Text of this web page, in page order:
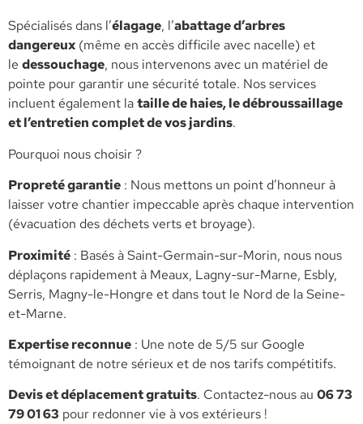
​Spécialisés dans l’élagage, l’abattage d’arbres
dangereux (même en accès difficile avec nacelle) et
le dessouchage, nous intervenons avec un matériel de
pointe pour garantir une sécurité totale. Nos services
incluent également lataille de haies, le débroussaillage
et l’entretien complet de vos jardins.
​Pourquoi nous choisir ?
​Propreté garantie : Nous mettons un point d’honneur à
laisser votre chantier impeccable après chaque intervention
(évacuation des déchets verts et broyage).
​Proximité : Basés à Saint-Germain-sur-Morin, nous nous
déplaçons rapidement à Meaux, Lagny-sur-Marne, Esbly,
Serris, Magny-le-Hongre et dans tout le Nord de la Seine-
et-Marne.
​Expertise reconnue : Une note de 5/5 sur Google
témoignant de notre sérieux et de nos tarifs compétitifs.
​Devis et déplacement gratuits. Contactez-nous au 06 73
79 01 63 pour redonner vie à vos extérieurs !